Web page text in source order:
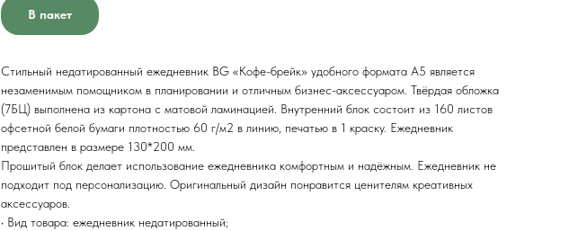
В пакет
Стильный недатированный ежедневник BG «Кофе-брейк» удобного формата А5 является
незаменимым помощником в планировании и отличным бизнес-аксессуаром. Твёрдая обложка
(7БЦ) выполнена из картона с матовой ламинацией. Внутренний блок состоит из 160 листов
офсетной белой бумаги плотностью 60 г/м2 в линию, печатью в 1 краску. Ежедневник
представлен в размере 130*200 мм.
Прошитый блок делает использование ежедневника комфортным и надёжным. Ежедневник не
подходит под персонализацию. Оригинальный дизайн понравится ценителям креативных
аксессуаров.
• Вид товара: ежедневник недатированный;